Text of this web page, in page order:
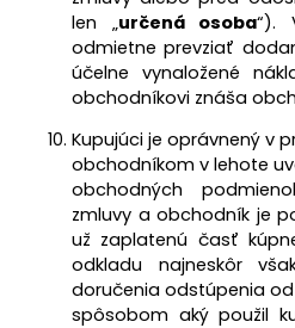
len „určená osoba“).
odmietne prevziať
účelne vynaložené
obchodníkovi znáša
Kupujúci je oprávnený v
obchodníkom v lehote
obchodných
zmluvy a obchodník je
už zaplatenú časť
odkladu najneskôr
doručenia odstúpenia
spôsobom aký použil